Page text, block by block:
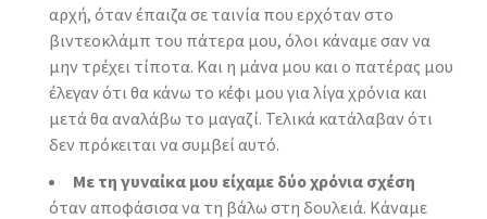
αρχή, όταν έπαιζα σε ταινία που ερχόταν στο
βιντεοκλάμπ του πάτερα μου, όλοι κάναμε σαν να
μην τρέχει τίποτα. Και η μάνα μου και ο πατέρας μου
έλεγαν ότι θα κάνω το κέφι μου για λίγα χρόνια και
μετά θα αναλάβω το μαγαζί. Τελικά κατάλαβαν ότι
δεν πρόκειται να συμβεί αυτό.
Με τη γυναίκα μου είχαμε δύο χρόνια σχέση
όταν αποφάσισα να τη βάλω στη δουλειά. Κάναμε